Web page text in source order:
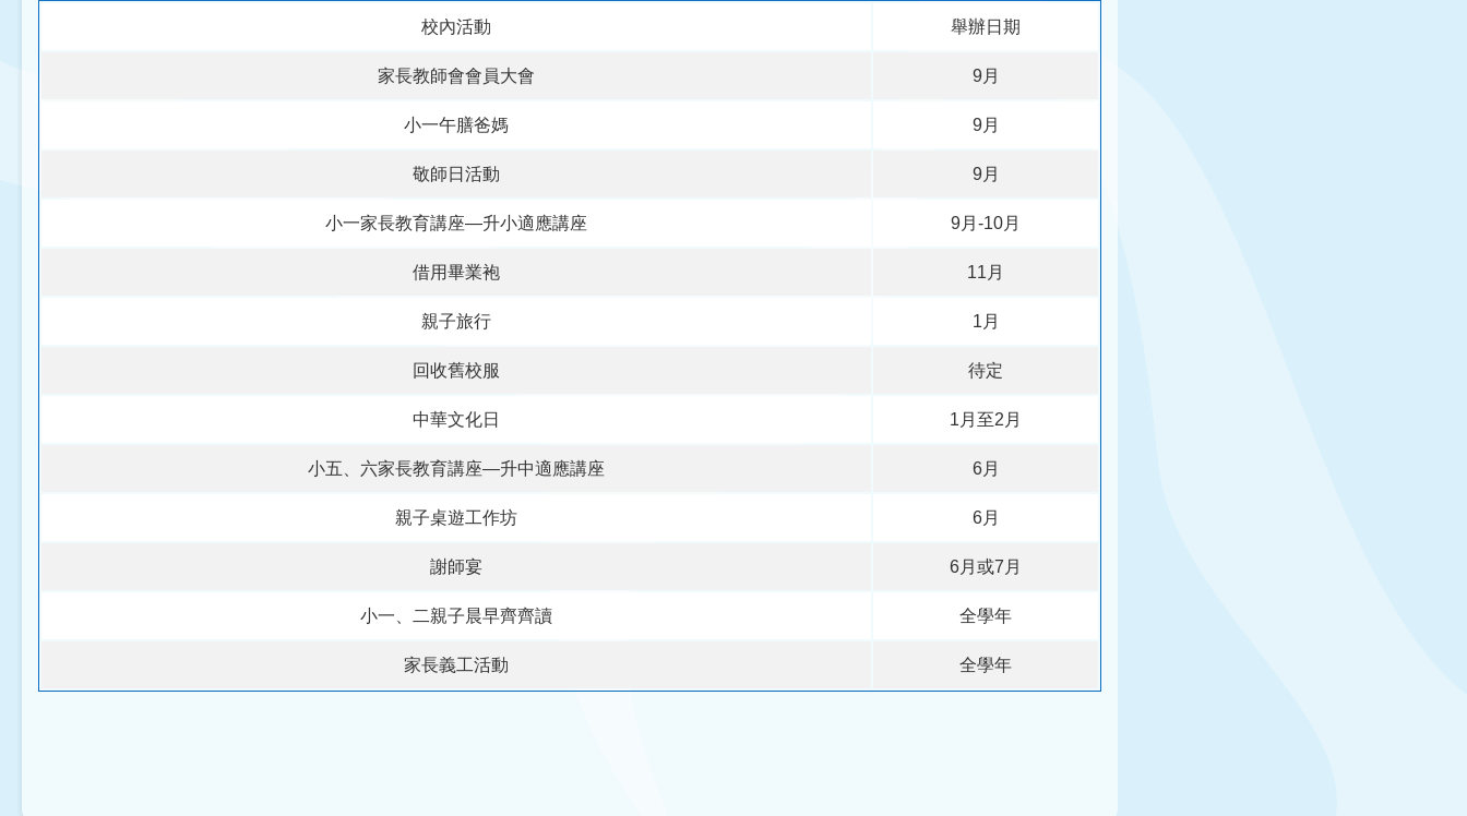
校內活動 舉辦日期
家長教師會會員大會 9月
小一午膳爸媽 9月
敬師日活動 9月
小一家長教育講座—升小適應講座 9月-10月
借用畢業袍 11月
親子旅行 1月
回收舊校服 待定
中華文化日 1月至2月
小五、六家長教育講座—升中適應講座 6月
親子桌遊工作坊 6月
謝師宴 6月或7月
小一、二親子晨早齊齊讀 全學年
家長義工活動 全學年